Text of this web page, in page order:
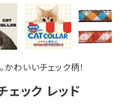
わいいチェック柄！
ック レッド